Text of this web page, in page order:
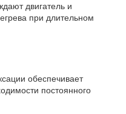
двигатель и
при длительном
обеспечивает
постоянного